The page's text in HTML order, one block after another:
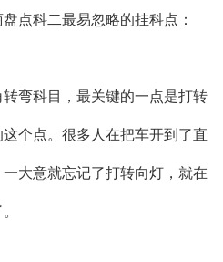
点科二最易忽略的挂科点：
弯科目，最关键的一点是打转
个点。很多人在把车开到了直
大意就忘记了打转向灯，就在